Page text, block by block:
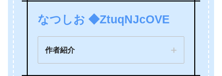
なつしお ◆ZtuqNJcOVE
作者紹介